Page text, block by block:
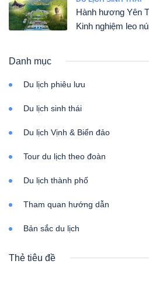
Hành hương Yên
Kinh nghiệm leo
Danh mục
Du lịch phiêu lưu
Du lịch sinh thái
Du lịch Vịnh & Biển đảo
Tour du lịch theo đoàn
Du lịch thành phố
Tham quan hướng dẫn
Bản sắc du lịch
Thẻ tiêu đề